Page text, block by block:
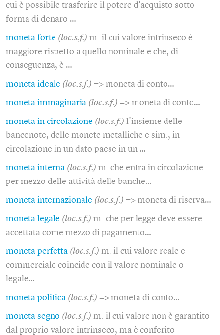
cui è possibile trasferire il potere d'acquisto sotto
forma di denaro …
moneta forte (loc.s.f.) m. il cui valore intrinseco è
maggiore rispetto a quello nominale e che, di
conseguenza, è …
moneta ideale (loc.s.f.) => moneta di conto…
moneta immaginaria (loc.s.f.) => moneta di conto…
moneta in circolazione (loc.s.f.) l'insieme delle
banconote, delle monete metalliche e sim., in
circolazione in un dato paese in un …
moneta interna (loc.s.f.) m. che entra in circolazione
per mezzo delle attività delle banche…
moneta internazionale (loc.s.f.) => moneta di riserva…
moneta legale (loc.s.f.) m. che per legge deve essere
accettata come mezzo di pagamento…
moneta perfetta (loc.s.f.) m. il cui valore reale e
commerciale coincide con il valore nominale o
legale…
moneta politica (loc.s.f.) => moneta di conto…
moneta segno (loc.s.f.) m. il cui valore non è garantito
dal proprio valore intrinseco, ma è conferito